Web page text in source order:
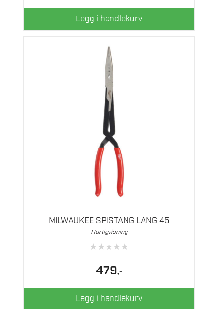
Legg i handlekurv
MILWAUKEE SPISTANG LANG 45
Hurtigvisning
★★★★★
479,-
Legg i handlekurv